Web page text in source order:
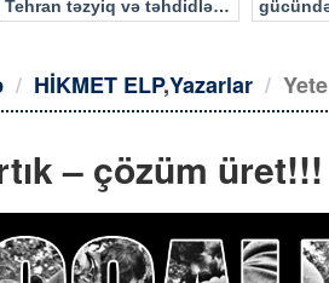
Tehran təzyiq və təhdidlərə
HİKMET ELP,Yazarlar
– çözüm üret!!!